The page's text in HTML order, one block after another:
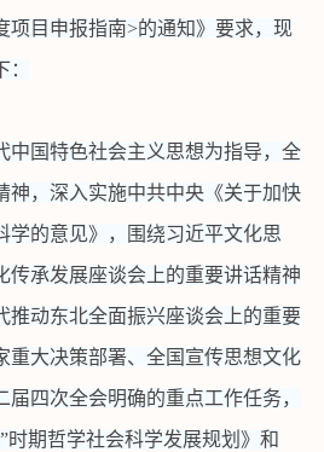
项目申报指南>的通知》要求，现
国特色社会主义思想为指导，全
神，深入实施中共中央《关于加快
学的意见》，围绕习近平文化思
传承发展座谈会上的重要讲话精神
推动东北全面振兴座谈会上的重要
重大决策部署、全国宣传思想文化
四次全会明确的重点工作任务，
时期哲学社会科学发展规划》和